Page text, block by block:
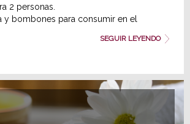
2 personas.
y bombones para consumir en el
con Balneario Urbano situado a 10
Necesario llevar calzado, gorro y traje
y reserva tu estancia romántica.
SEGUIR LEYENDO